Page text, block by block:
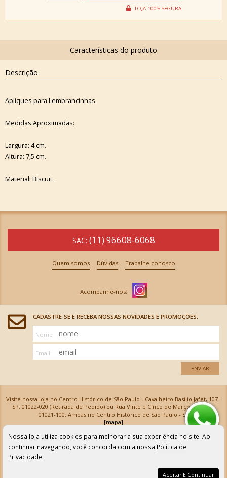
Descrição
Apliques para Lembrancinhas.
Medidas Aproximadas:
Largura: 4 cm.
Altura: 7,5 cm.
Material: Biscuit.
SAC: (11) 96608-6068
Quem somos Dúvidas Trabalhe conosco
CADASTRE-SE E RECEBA NOSSAS NOVIDADES E PROMOÇÕES.
Nome
Email
ENVIAR
Visite nossa loja no Centro Histórico de São Paulo - Cavalheiro Basílio Jafet, 107 -
SP, 01022-020 (Retirada de Pedido) ou Rua Vinte e Cinco de Março, 576 - SP,
01021-100, Ambas no Centro Histórico de São Paulo - SP
[mapa]
Armarinhos Santa Cecília Ltda | CNPJ: 61.069.639/0001-18
Os preços e as condições de pagamento apresentadas na loja virtual não valem para nossa loja física e
podem sofrer alterações sem aviso prévio. Vendas com cartão de crédito sujeitas a análise e
confirmação de dados.
Nossa loja utiliza cookies para melhorar a sua experiência no site. Ao
continuar navegando, você concorda com a nossa Política de
Privacidade.
Aceitar E Continuar